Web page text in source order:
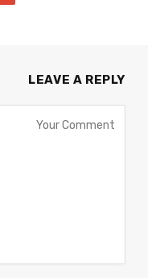
LEAVE A REPLY